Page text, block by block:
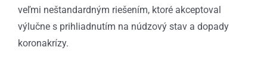
veľmi neštandardným riešením, ktoré akceptoval
výlučne s prihliadnutím na núdzový stav a dopady
koronakrízy.